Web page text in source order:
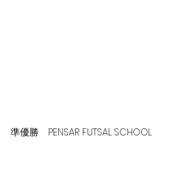
準優勝　PENSAR FUTSAL SCHOOL